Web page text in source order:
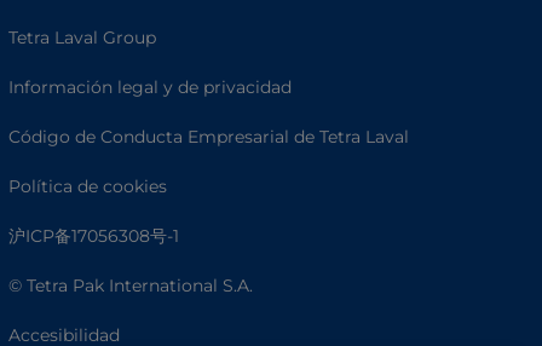
Tetra Laval Group
Información legal y de privacidad
Código de Conducta Empresarial de Tetra Laval
Política de cookies
沪ICP备17056308号-1
© Tetra Pak International S.A.
Accesibilidad